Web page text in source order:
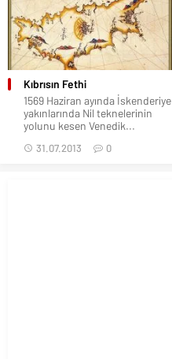
Kıbrısın Fethi
1569 Haziran ayında İskenderiye
yakınlarında Nil teknelerinin
yolunu kesen Venedik...
31.07.2013 0